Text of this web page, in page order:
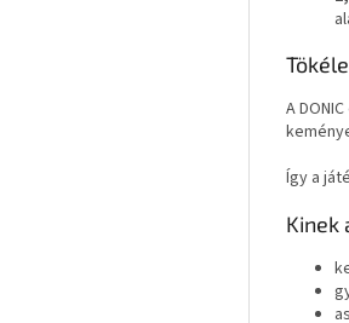
A
Így a
Kinek